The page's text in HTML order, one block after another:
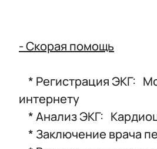
-Скорая помощь
* Регистрация ЭКГ:
интернету
* Анализ ЭКГ:
* Заключение врача